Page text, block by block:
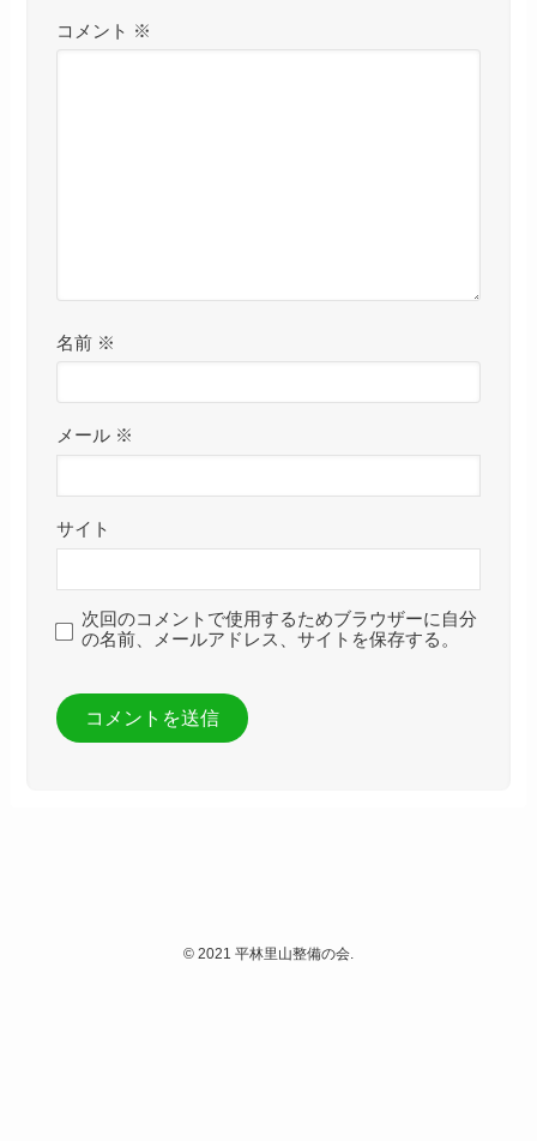
コメント ※
名前 ※
メール ※
サイト
次回のコメントで使用するためブラウザーに自分
の名前、メールアドレス、サイトを保存する。
© 2021 平林里山整備の会.